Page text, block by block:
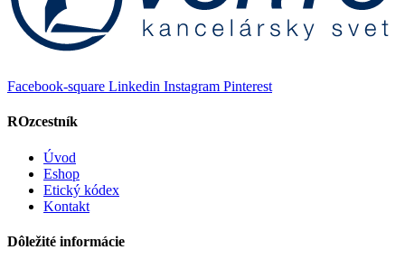
Facebook-square Linkedin Instagram Pinterest
ROzcestník
Úvod
Eshop
Etický kódex
Kontakt
Dôležité informácie